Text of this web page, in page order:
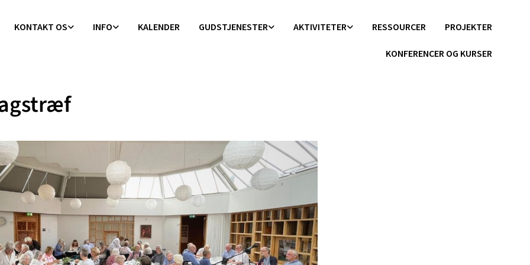
KONTAKT OS INFO KALENDER GUDSTJENESTER AKTIVITETER RESSOURCER PROJEKTER
KONFERENCER OG KURSER